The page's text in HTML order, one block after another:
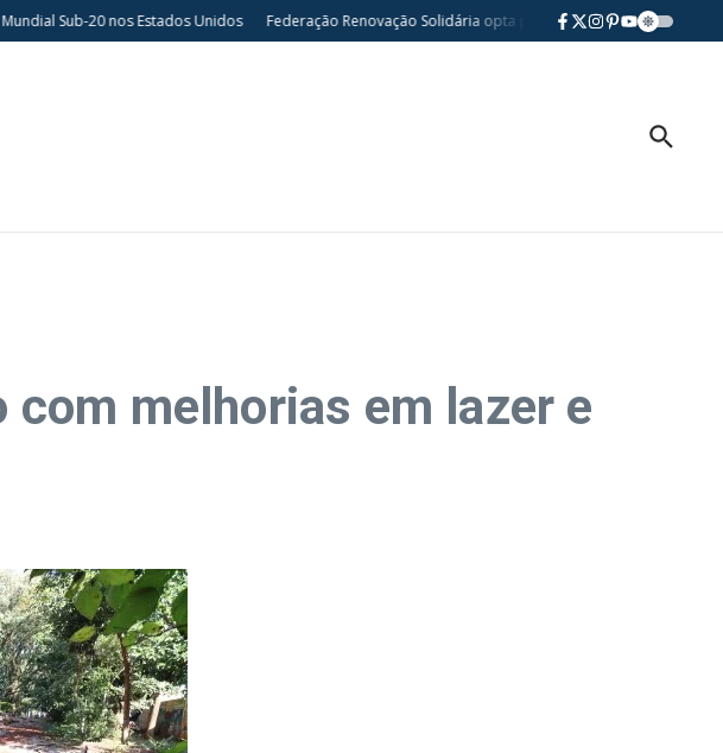
Sub-20 nos Estados Unidos Federação Renovação Solidária opta por neutralidade nas eleições
melhorias em lazer e